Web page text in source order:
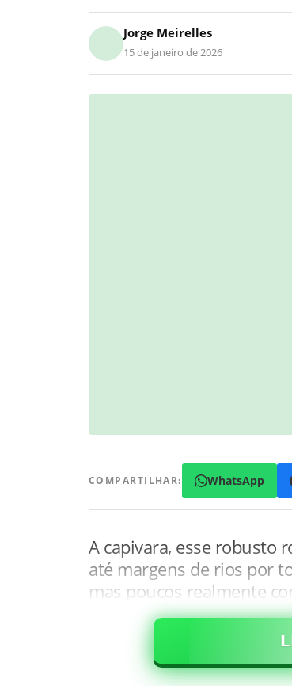
Jorge Meirelles
15 de janeiro de 2026
COMPARTILHAR: WhatsApp
A capivara, esse robusto
até margens de rios por
mas poucos realmente